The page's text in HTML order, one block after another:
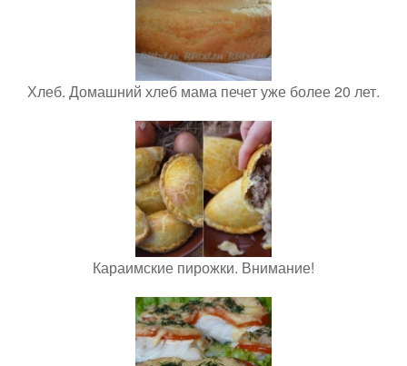
Хлеб. Домашний хлеб мама печет уже более 20 лет.
Караимские пирожки. Внимание!